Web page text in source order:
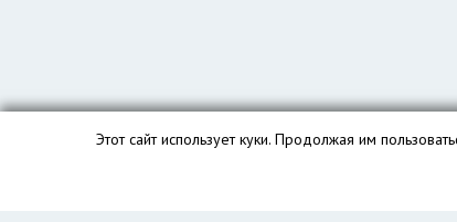
Этот сайт использует куки. Продолжая им